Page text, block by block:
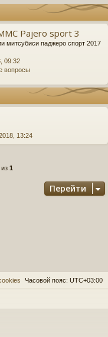
Pajero sport 3
митсубиси паджеро спорт 2017
09:32
вопросы
13:24
из 1
Перейти
Часовой пояс: UTC+03:00